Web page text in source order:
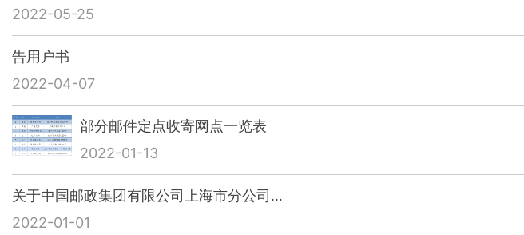
2022-05-25
告用户书
2022-04-07
部分邮件定点收寄网点一览表
2022-01-13
关于中国邮政集团有限公司上海市分公司…
2022-01-01